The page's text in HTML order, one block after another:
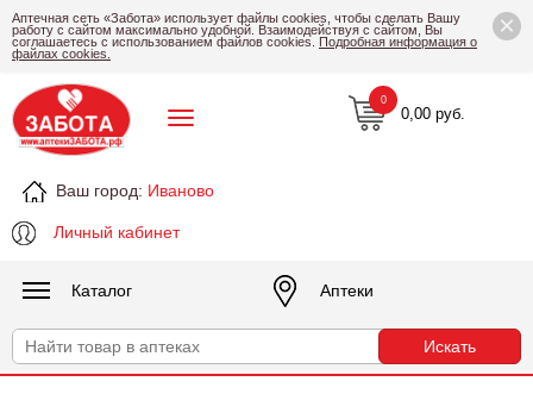
×
Аптечная сеть «Забота» использует файлы cookies, чтобы сделать Вашу
работу с сайтом максимально удобной. Взаимодействуя с сайтом, Вы
соглашаетесь с использованием файлов cookies. Подробная информация о
файлах cookies.
Ваш город: Иваново
Личный кабинет
0,00 руб.
0
Каталог Аптеки